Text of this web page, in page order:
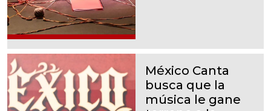
México Canta
busca que la
música le gane